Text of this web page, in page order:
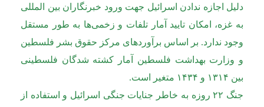
دلیل اجازه ندادن اسرائیل جهت ورود خبرنگاران بین المللی
به غزه، امکان تایید آمار تلفات و زخمی‌ها به طور مستقل
وجود ندارد. بر اساس برآوردهای مرکز حقوق بشر فلسطین
و وزارت بهداشت فلسطین آمار کشته شدگان فلسطینی
بین ۱۳۱۴ و ۱۴۳۴ متغیر است.
جنگ ۲۲ روزه به خاطر جنایات جنگی اسرائیل و استفاده از